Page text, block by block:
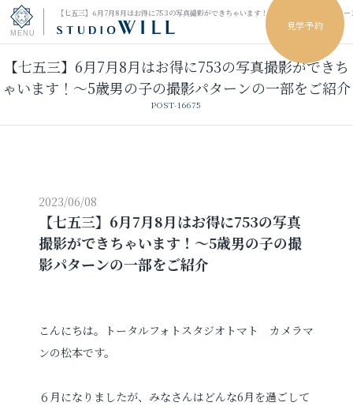
【七五三】6月7月8月はお得に753の写真撮影ができちゃいます！～5歳男の子の撮影パタ
見学予約
トップページ
ウェディングフォト
振袖レンタル 卒業袴レンタル
その他の撮影
【七五三】6月7月8月はお得に753の写真撮影ができち
ゃいます！～5歳男の子の撮影パターンの一部をご紹介
POST-16675
2023/06/08
【七五三】6月7月8月はお得に753の写真
撮影ができちゃいます！～5歳男の子の撮
影パターンの一部をご紹介
こんにちは。トータルフォトスタジオトマト カメラマ
ンの松本です。
６月になりましたが、みなさんはどんな6月を過ごして